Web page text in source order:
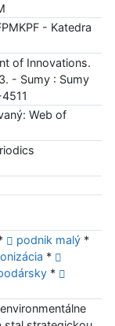
- Katedra
of Innovations.
- Sumy : Sumy
Web of
podnik malý *
*
*